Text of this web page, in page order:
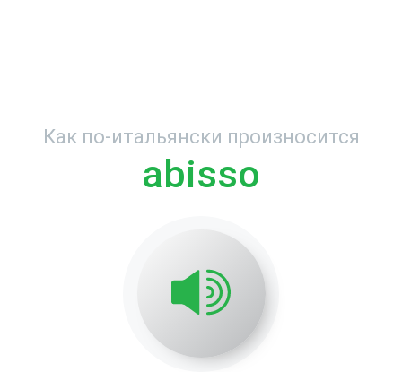
Как по-итальянски произносится
abisso